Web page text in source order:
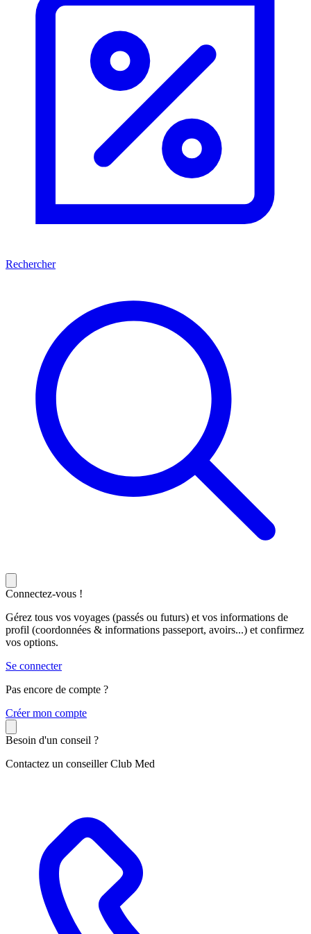
Rechercher
Connectez-vous !
Gérez tous vos voyages (passés ou futurs) et vos informations de
profil (coordonnées & informations passeport, avoirs...) et confirmez
vos options.
Se connecter
Pas encore de compte ?
Créer mon compte
Besoin d'un conseil ?
Contactez un conseiller Club Med